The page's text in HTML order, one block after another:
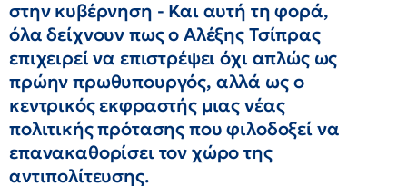
στην κυβέρνηση - Και αυτή τη φορά,
όλα δείχνουν πως ο Αλέξης Τσίπρας
επιχειρεί να επιστρέψει όχι απλώς ως
πρώην πρωθυπουργός, αλλά ως ο
κεντρικός εκφραστής μιας νέας
πολιτικής πρότασης που φιλοδοξεί να
επανακαθορίσει τον χώρο της
αντιπολίτευσης.